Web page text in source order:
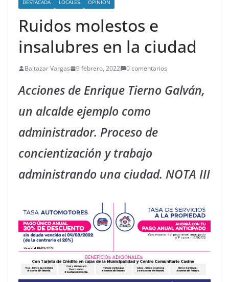
DESTACADA LOCALES OPINION
Ruidos molestos e
insalubres en la ciudad
Baltazar Vargas 9 febrero, 2022 0 comentarios
Acciones de Enrique Tierno Galván,
un alcalde ejemplo como
administrador. Proceso de
concientización y trabajo
administrando una ciudad. NOTA III